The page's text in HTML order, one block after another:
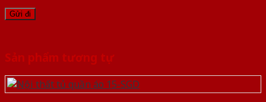
Sản phẩm tương tự